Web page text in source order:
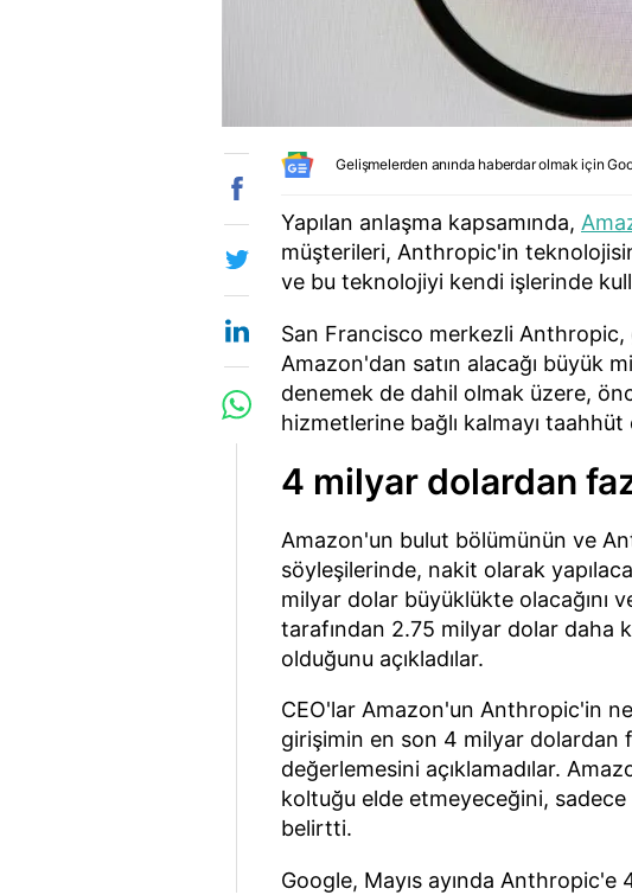
Gelişmelerden anında haberdar olmak için
Yapılan anlaşma kapsamında,
müşterileri, Anthropic'in
ve bu teknolojiyi kendi işlerinde
San Francisco merkezli
Amazon'dan satın alacağı büyük
denemek de dahil olmak üzere,
hizmetlerine bağlı kalmayı taahhüt
4 milyar dolardan
Amazon'un bulut bölümünün ve
söyleşilerinde, nakit olarak
milyar dolar büyüklükte olacağını
tarafından 2.75 milyar dolar daha
olduğunu açıkladılar.
CEO'lar Amazon'un Anthropic'in ne
girişimin en son 4 milyar dolardan
değerlemesini açıklamadılar.
koltuğu elde etmeyeceğini, sadece
belirtti.
Google, Mayıs ayında Anthropic'e